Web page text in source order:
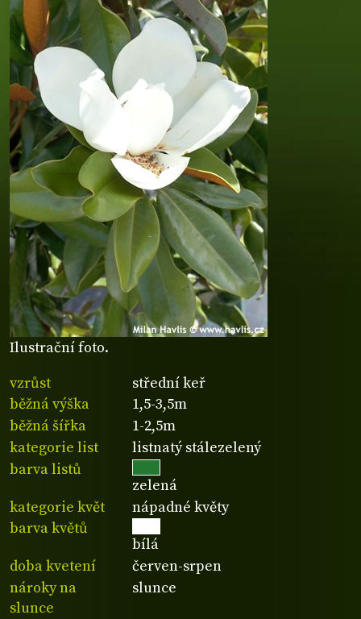
Ilustrační foto.
vzrůst
střední keř
běžná výška
1,5-3,5m
běžná šířka
1-2,5m
kategorie list
listnatý stálezelený
barva listů
zelená
kategorie květ
nápadné květy
barva květů
bílá
doba kvetení
červen-srpen
nároky na
slunce
slunce